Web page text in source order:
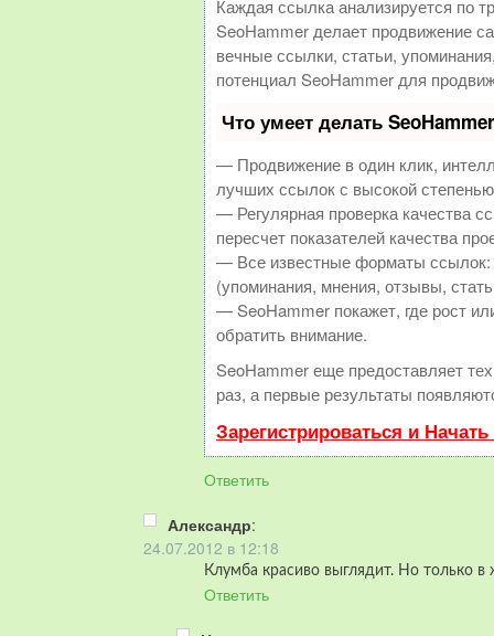
Каждая ссылка анализируется по
SeoHammer делает продвижение
вечные ссылки, статьи,
потенциал SeoHammer для
Что умеет делать SeoHammer
— Продвижение в один клик,
лучших ссылок с высокой
— Регулярная проверка качества
пересчет показателей качества
— Все известные форматы ссылок:
(упоминания, мнения, отзывы,
— SeoHammer покажет, где рост
обратить внимание.
SeoHammer еще предоставляет
раз, а первые результаты
Зарегистрироваться и
Ответить
Александр:
24.07.2012 в 12:18
Клумба красиво выглядит. Но только в
Ответить